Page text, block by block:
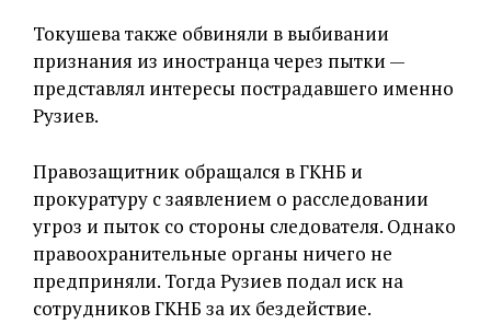
Токушева также обвиняли в выбивании
признания из иностранца через пытки —
представлял интересы пострадавшего именно
Рузиев.
Правозащитник обращался в ГКНБ и
прокуратуру с заявлением о расследовании
угроз и пыток со стороны следователя. Однако
правоохранительные органы ничего не
предприняли. Тогда Рузиев подал иск на
сотрудников ГКНБ за их бездействие.